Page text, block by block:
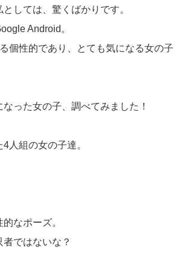
しては、驚くばかりです。
Android。
個性的であり、とても気になる女の子
った女の子、調べてみました！
人組の女の子達。
なポーズ。
ではないな？